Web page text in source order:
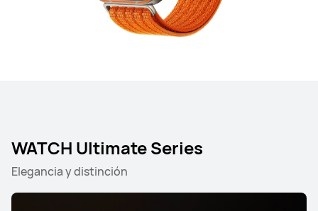
WATCH Ultimate Series
Elegancia y distinción